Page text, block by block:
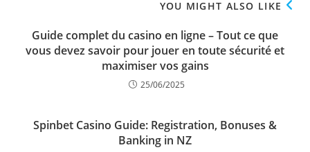
YOU MIGHT ALSO LIKE
Guide complet du casino en ligne – Tout ce que
vous devez savoir pour jouer en toute sécurité et
maximiser vos gains
25/06/2025
Spinbet Casino Guide: Registration, Bonuses &
Banking in NZ